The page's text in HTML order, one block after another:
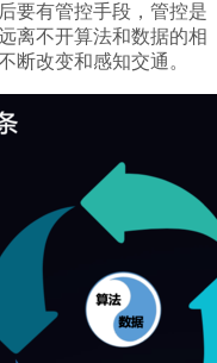
要有管控手段，管控是
离不开算法和数据的相
断改变和感知交通。